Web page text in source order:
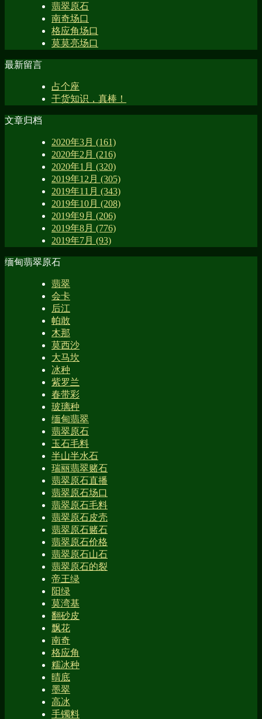
翡翠原石
南奇场口
格应角场口
莫莫亮场口
最新留言
占个座
干货知识，真棒！
文章归档
2020年3月 (161)
2020年2月 (216)
2020年1月 (320)
2019年12月 (305)
2019年11月 (343)
2019年10月 (208)
2019年9月 (206)
2019年8月 (776)
2019年7月 (93)
缅甸翡翠原石
翡翠
会卡
后江
帕敢
木那
莫西沙
大马坎
冰种
紫罗兰
春带彩
玻璃种
缅甸翡翠
翡翠原石
玉石毛料
半山半水石
瑞丽翡翠赌石
翡翠原石直播
翡翠原石场口
翡翠原石毛料
翡翠原石皮壳
翡翠原石赌石
翡翠原石价格
翡翠原石山石
翡翠原石的裂
帝王绿
阳绿
莫湾基
翻砂皮
飘花
南奇
格应角
糯冰种
晴底
墨翠
高冰
手镯料